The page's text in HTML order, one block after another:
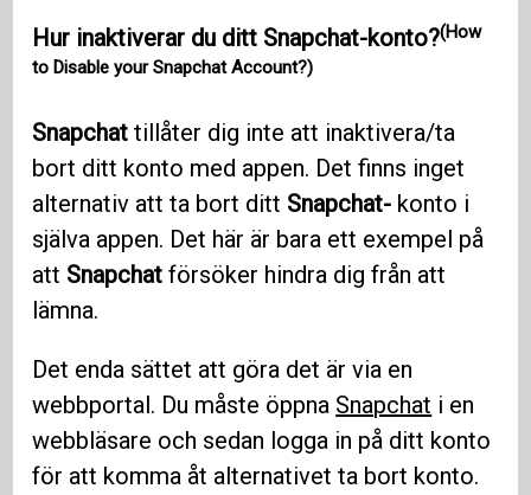
Hur inaktiverar du ditt Snapchat-konto?(How
to Disable your Snapchat Account?)
Snapchat tillåter dig inte att inaktivera/ta
bort ditt konto med appen. Det finns inget
alternativ att ta bort ditt Snapchat- konto i
själva appen. Det här är bara ett exempel på
att Snapchat försöker hindra dig från att
lämna.
Det enda sättet att göra det är via en
webbportal. Du måste öppna Snapchat i en
webbläsare och sedan logga in på ditt konto
för att komma åt alternativet ta bort konto.